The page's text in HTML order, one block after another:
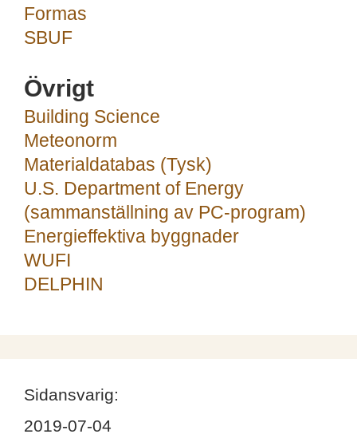
Formas
SBUF
Övrigt
Building Science
Meteonorm
Materialdatabas (Tysk)
U.S. Department of Energy
(sammanställning av PC-program)
Energieffektiva byggnader
WUFI
DELPHIN
Sidansvarig:
2019-07-04